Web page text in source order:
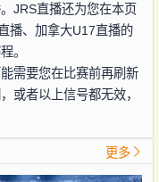
JRS直播还为您在本页
播、加拿大U17直播的
。
需要您在比赛前再刷新
或者以上信号都无效，
更多